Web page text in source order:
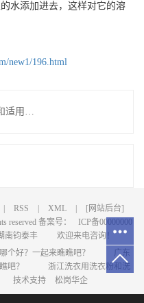
水添加进去，这样对它的溶
new1/196.html
有机硅灌封胶的优缺点和适用范围介绍
RSS XML
[网站后台]
备案号：
ICP备00000000
南钧泰丰
欢迎来电咨询！
个好？一起来瞧瞧吧？
广东
瞧吧？
浙江洗衣用洗衣粉和洗
技术支持 松岗华企